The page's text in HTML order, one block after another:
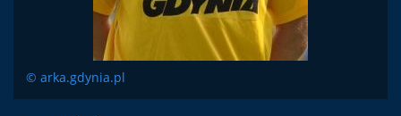
© arka.gdynia.pl